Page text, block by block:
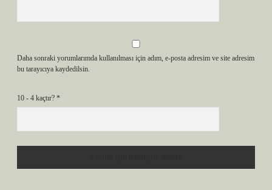
Daha sonraki yorumlarımda kullanılması için adım, e-posta adresim ve site adresim
bu tarayıcıya kaydedilsin.
10 - 4 kaçtır? *